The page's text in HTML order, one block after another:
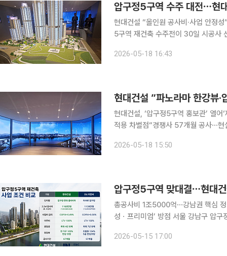
현대건설 “올인원 공사비·사업 안정성”DL이
5구역 재건축 수주전이 30일 시공사
건, 한강 조망 특화 설계 등 5구역 맞
2026-05-18 16:43
현대건설 ”파노라마 한강뷰
현대건설, ‘압구정5구역 홍보관’ 열
적용 차별점“경쟁사 57개월 공사⋯현실성 떨어져” 240도 파노라마 조
대비 탁 트인 한강 조망을 강점으로
2026-05-18 15:50
총공사비 1조5000억⋯강남권 핵심 정
성ㆍ프리미엄’ 방점 서울 강남구 압구정5구역 재건축 수주전이 단순 브랜드 경쟁을 넘어 공사비와
앞세워 사업 안정성과 복합개발 구상
2026-05-15 17:00